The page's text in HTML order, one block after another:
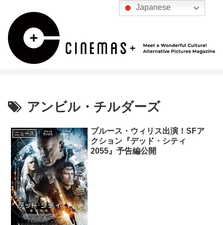
アンビル・チルダーズ
ニュース
ブルース・ウィリス出演！SFア
クション『デッド・シティ
2055』予告編公開
Japanese